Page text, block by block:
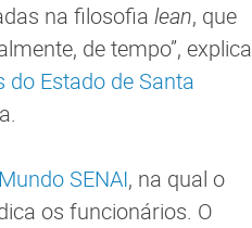
na filosofia lean, que
de tempo”, explica
do Estado de Santa
Mundo SENAI, na qual o
os funcionários. O